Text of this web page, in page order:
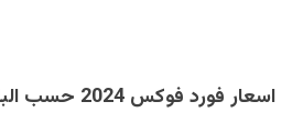
اسعار فورد فوكس 2024 حسب البلد